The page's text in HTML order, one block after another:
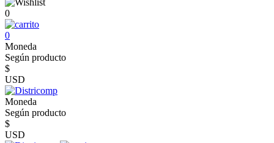
0
0
Moneda
Según producto
$
USD
Moneda
Según producto
$
USD